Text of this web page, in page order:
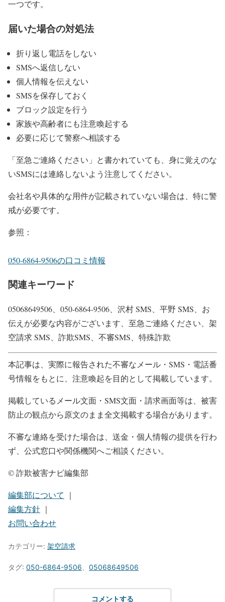
一つです。
届いた場合の対処法
折り返し電話をしない
SMSへ返信しない
個人情報を伝えない
SMSを保存しておく
ブロック設定を行う
家族や高齢者にも注意喚起する
必要に応じて警察へ相談する
「至急ご連絡ください」と書かれていても、身に覚えのな
いSMSには連絡しないよう注意してください。
会社名や具体的な用件が記載されていない場合は、特に警
戒が必要です。
参照：
050-6864-9506の口コミ情報
関連キーワード
05068649506、050-6864-9506、沢村 SMS、平野 SMS、お
伝えが必要な内容がございます、至急ご連絡ください、架
空請求 SMS、詐欺SMS、不審SMS、特殊詐欺
本記事は、実際に報告された不審なメール・SMS・電話番
号情報をもとに、注意喚起を目的として掲載しています。
掲載しているメール文面・SMS文面・請求画面等は、被害
防止の観点から原文のまま全文掲載する場合があります。
不審な連絡を受けた場合は、送金・個人情報の提供を行わ
ず、公式窓口や関係機関へご相談ください。
© 詐欺被害ナビ編集部
編集部について ｜
編集方針 ｜
お問い合わせ
カテゴリー: 架空請求
タグ: 050-6864-9506 05068649506
コメントする